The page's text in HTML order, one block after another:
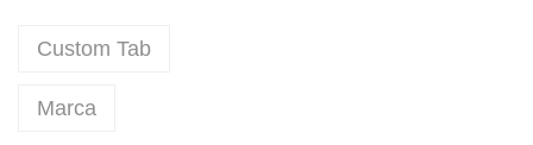
Custom Tab
Marca